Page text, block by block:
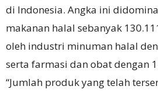
di Indonesia. Angka ini
makanan halal sebanyak
oleh industri minuman halal
serta farmasi dan obat dengan
“Jumlah produk yang telah